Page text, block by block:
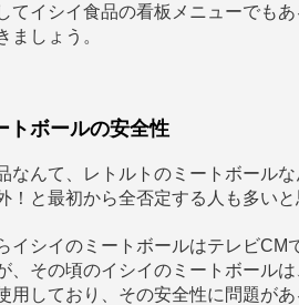
てイシイ食品の看板メニューでも
ましょう。
トボールの安全性
なんて、レトルトのミートボール
！と最初から全否定する人も多いと
イシイのミートボールはテレビ
、その頃のイシイのミートボール
用しており、その安全性に問題が